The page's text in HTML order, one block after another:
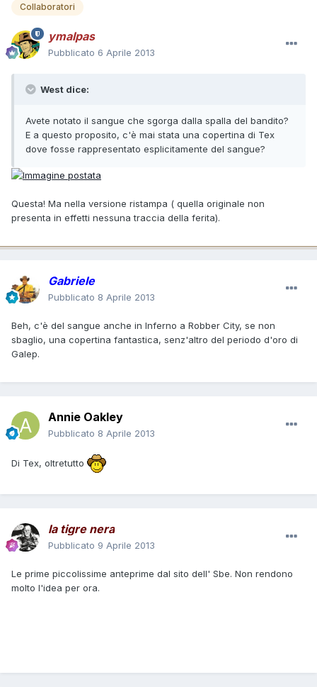
Collaboratori
ymalpas
Pubblicato 6 Aprile 2013
West dice:
Avete notato il sangue che sgorga dalla spalla del bandito?
E a questo proposito, c'è mai stata una copertina di Tex
dove fosse rappresentato esplicitamente del sangue?
Questa! Ma nella versione ristampa ( quella originale non
presenta in effetti nessuna traccia della ferita).
Gabriele
Pubblicato 8 Aprile 2013
Beh, c'è del sangue anche in Inferno a Robber City, se non
sbaglio, una copertina fantastica, senz'altro del periodo d'oro di
Galep.
Annie Oakley
Pubblicato 8 Aprile 2013
Di Tex, oltretutto
la tigre nera
Pubblicato 9 Aprile 2013
Le prime piccolissime anteprime dal sito dell' Sbe. Non rendono
molto l'idea per ora.